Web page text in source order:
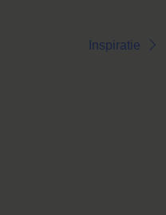
Inspiratie